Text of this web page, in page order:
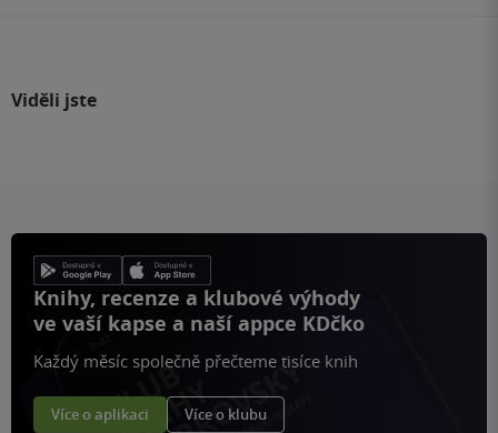
Viděli jste
Knihy, recenze a klubové výhody
ve vaší kapse a naší appce KDčko
Každý měsíc společně přečteme tisíce knih
Více o aplikaci Více o klubu